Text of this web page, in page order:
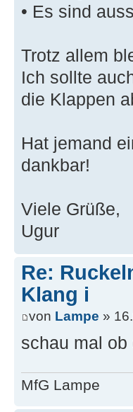
• Es sind
Trotz allem
Ich sollte
die Klappen
Hat jemand
dankbar!
Viele Grüße,
Ugur
Re:
Klang i
von Lampe »
schau mal
MfG Lampe